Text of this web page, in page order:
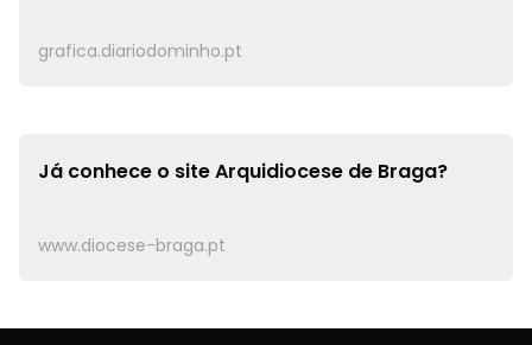
grafica.diariodominho.pt
Já conhece o siteArquidiocese de Braga?
www.diocese-braga.pt